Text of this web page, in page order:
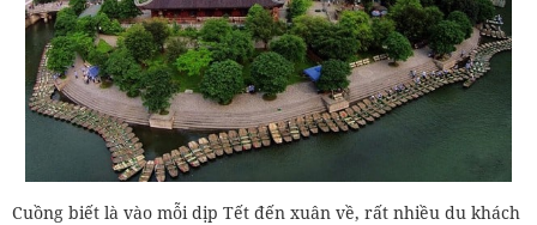
Cuồng biết là vào mỗi dịp Tết đến xuân về, rất nhiều du khách